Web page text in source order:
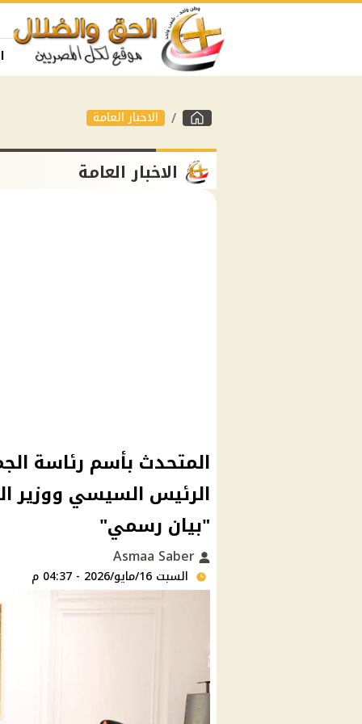
الاخبار العامة
الاخبار العامة
المتحدث بأسم رئاسة
الرئيس السيسي ووزير
"بيان رسمي"
السبت 16/مايو/2026 - 04:37 م